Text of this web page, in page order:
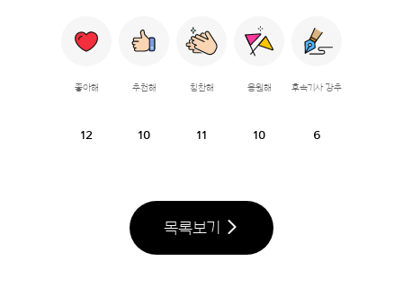
좋아해
12
추천해
10
칭찬해
11
응원해
10
후속기사 강추
6
목록보기